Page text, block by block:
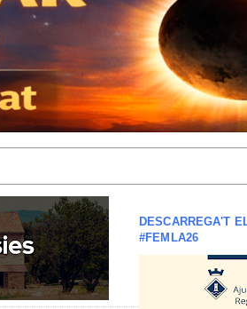
DESCARREGA'T
#FEMLA26